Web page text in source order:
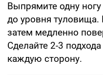
Выпрямите одну
до уровня туловища.
затем медленно
Сделайте 2-3
каждую сторону.